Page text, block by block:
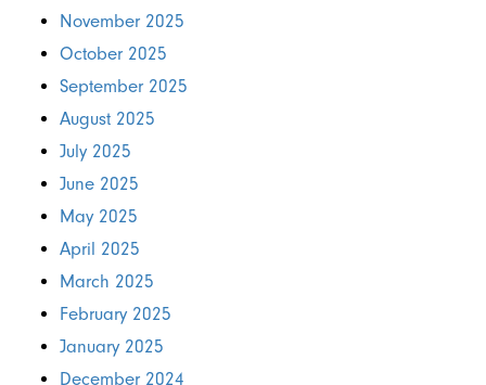
November 2025
October 2025
September 2025
August 2025
July 2025
June 2025
May 2025
April 2025
March 2025
February 2025
January 2025
December 2024